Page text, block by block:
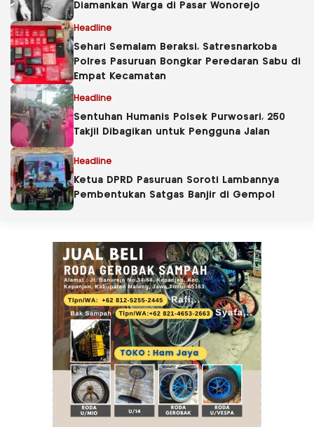
Diamankan Warga di Pasar Wonorejo
Headline
Sehari Semalam Beraksi, Satresnarkoba
Polres Pasuruan Bongkar Peredaran Sabu di
Empat Kecamatan
Headline
Sentuhan Humanis Polsek Purwosari, 250
Takjil Dibagikan untuk Pengguna Jalan
Headline
Ketua DPRD Pasuruan Soroti Lambannya
Pembentukan Satgas Banjir di Gempol